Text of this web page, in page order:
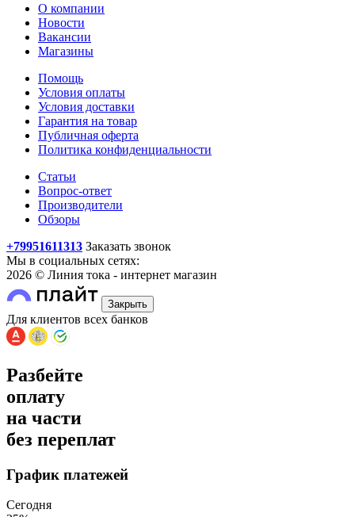
О компании
Новости
Вакансии
Магазины
Помощь
Условия оплаты
Условия доставки
Гарантия на товар
Публичная оферта
Политика конфиденциальности
Статьи
Вопрос-ответ
Производители
Обзоры
+79951611313 Заказать звонок
Мы в социальных сетях:
2026 © Линия тока - интернет магазин
Закрыть
Для клиентов всех банков
Разбейте
оплату
на части
без переплат
График платежей
Сегодня